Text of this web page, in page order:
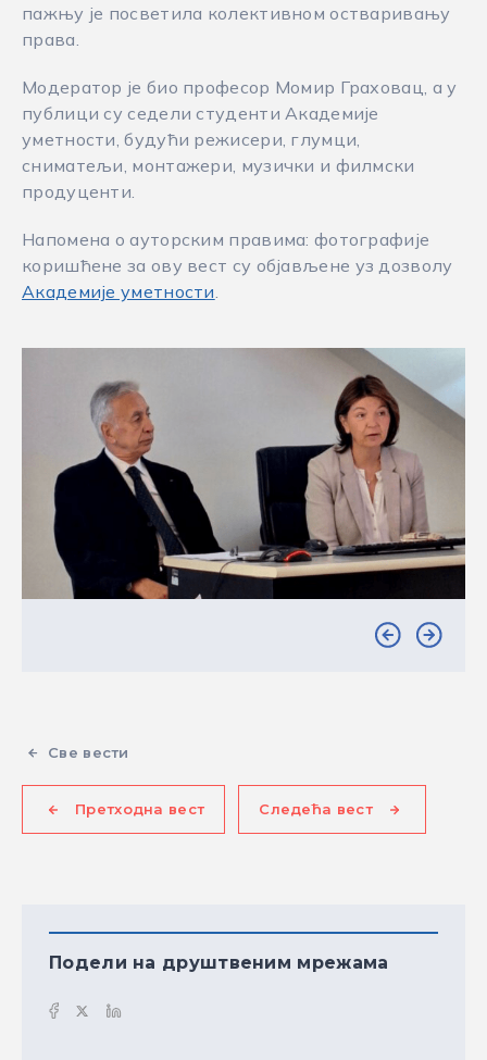
пажњу је посветила колективном остваривању
права.
Модератор је био професор Момир Граховац, а у
публици су седели студенти Академије
уметности, будући режисери, глумци,
сниматељи, монтажери, музички и филмски
продуценти.
Напомена о ауторским правима: фотографије
коришћене за ову вест су објављене уз дозволу
Академије уметности.
Све вести
Претходна вест Следећа вест
Подели на друштвеним мрежама